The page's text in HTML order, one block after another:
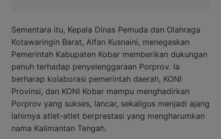
Sementara itu, Kepala Dinas Pemuda dan Olahraga
Kotawaringin Barat, Alfan Kusnaini, menegaskan
Pemerintah Kabupaten Kobar memberikan dukungan
penuh terhadap penyelenggaraan Porprov. Ia
berharap kolaborasi pemerintah daerah, KONI
Provinsi, dan KONI Kobar mampu menghadirkan
Porprov yang sukses, lancar, sekaligus menjadi ajang
lahirnya atlet-atlet berprestasi yang mengharumkan
nama Kalimantan Tengah.